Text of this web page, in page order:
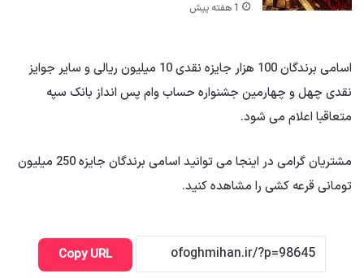
1 هفته پیش
اسامی برندگان 100 هزار جایزه نقدی 10 میلیون ریالی و سایر جوایز
نقدی چهل و چهارمین جشنواره حساب وام پس انداز بانک سپه
متعاقبا اعلام می شود.
مشتریان گرامی در اینجا می توانید اسامی برندگان جایزه 250 میلیون
تومانی قرعه کشی را مشاهده کنید.
Copy URL